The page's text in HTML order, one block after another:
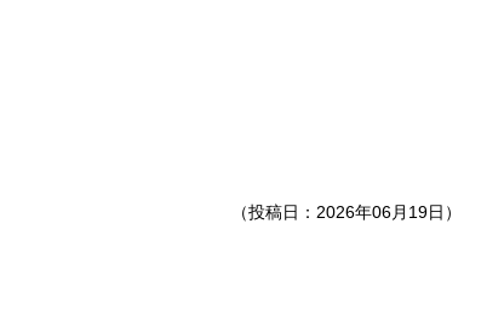
（投稿日：2026年06月19日）